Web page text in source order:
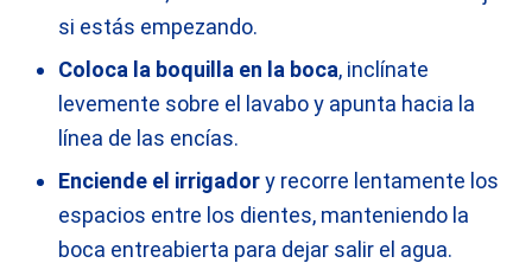
si estás empezando.
Coloca la boquilla en la boca, inclínate
levemente sobre el lavabo y apunta hacia la
línea de las encías.
Enciende el irrigadory recorre lentamente los
espacios entre los dientes, manteniendo la
boca entreabierta para dejar salir el agua.